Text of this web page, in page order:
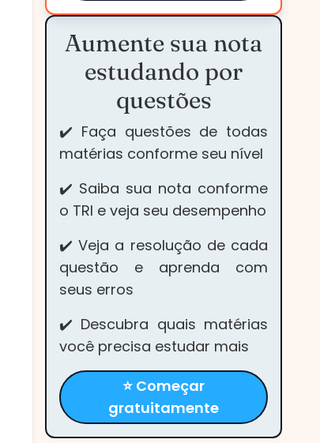
Aumente sua nota
estudando por
questões
✔️ Faça questões de todas
matérias conforme seu nível
✔️ Saiba sua nota conforme
o TRI e veja seu desempenho
✔️ Veja a resolução de cada
questão e aprenda com
seus erros
✔️ Descubra quais matérias
você precisa estudar mais
⭐ Começar
gratuitamente